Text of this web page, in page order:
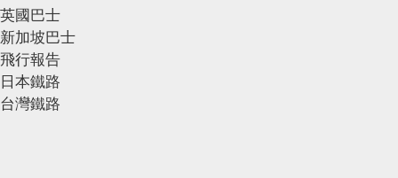
英國巴士
新加坡巴士
飛行報告
日本鐵路
台灣鐵路